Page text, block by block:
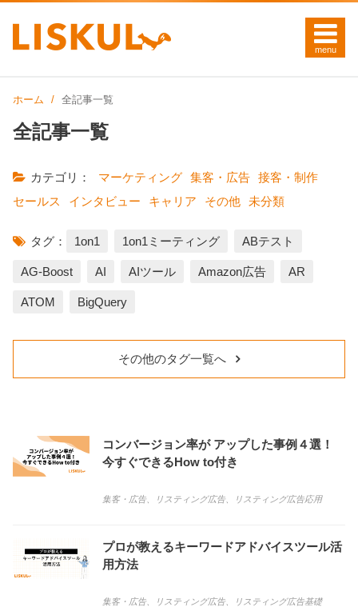
ホーム 全記事一覧
全記事一覧
カテゴリ： マーケティング 集客・広告 接客・制作
セールス
インタビュー キャリア その他 未分類
タグ： 1on1 1on1ミーティング ABテスト
AG-Boost AI AIツール Amazon広告 AR
ATOM BigQuery
その他のタグ一覧へ
コンバージョン率が アップした事例４選！
今すぐできるHow to付き
集客・広告、 リスティング広告、 リスティング広告応用
プロが教えるキーワードアドバイスツール活
用方法
集客・広告、 リスティング広告、
リスティング広告基礎